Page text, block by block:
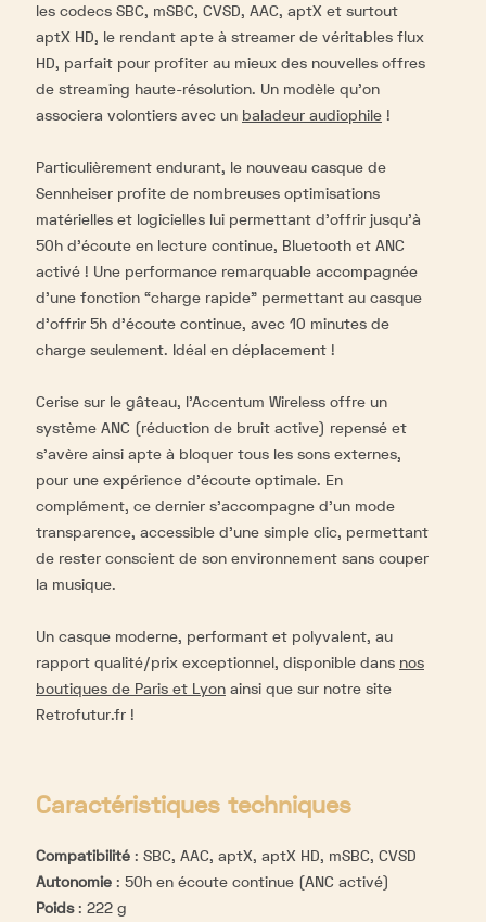
les codecs SBC, mSBC, CVSD, AAC, aptX et surtout
aptX HD, le rendant apte à streamer de véritables flux
HD, parfait pour profiter au mieux des nouvelles offres
de streaming haute-résolution. Un modèle qu’on
associera volontiers avec un baladeur audiophile !
Particulièrement endurant, le nouveau casque de
Sennheiser profite de nombreuses optimisations
matérielles et logicielles lui permettant d’offrir jusqu’à
50h d’écoute en lecture continue, Bluetooth et ANC
activé ! Une performance remarquable accompagnée
d’une fonction “charge rapide” permettant au casque
d’offrir 5h d’écoute continue, avec 10 minutes de
charge seulement. Idéal en déplacement !
Cerise sur le gâteau, l’Accentum Wireless offre un
système ANC (réduction de bruit active) repensé et
s’avère ainsi apte à bloquer tous les sons externes,
pour une expérience d’écoute optimale. En
complément, ce dernier s’accompagne d’un mode
transparence, accessible d’une simple clic, permettant
de rester conscient de son environnement sans couper
la musique.
Un casque moderne, performant et polyvalent, au
rapport qualité/prix exceptionnel, disponible dans nos
boutiques de Paris et Lyon ainsi que sur notre site
Retrofutur.fr !
Caractéristiques techniques
Compatibilité : SBC, AAC, aptX, aptX HD, mSBC, CVSD
Autonomie : 50h en écoute continue (ANC activé)
Poids: 222 g